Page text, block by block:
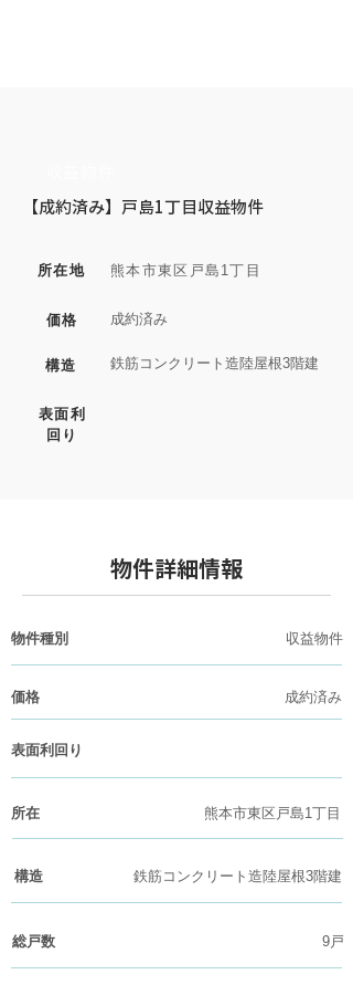
【成約済み】戸島1丁目収益物件
所在地 熊本市東区戸島1丁目
価格 成約済み
構造 鉄筋コンクリート造陸屋根3階建
表面利
回り
物件詳細情報
物件種別 収益物件
価格 成約済み
​表面利回り
​所在 熊本市東区戸島1丁目
構造 鉄筋コンクリート造陸屋根3階建
総戸数 9戸